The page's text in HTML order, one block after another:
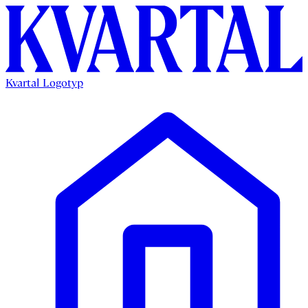
Kvartal Logotyp